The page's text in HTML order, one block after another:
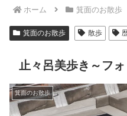
ホーム 箕面のお散歩
箕面のお散歩 散歩
止々呂美歩き～フ
箕面のお散歩